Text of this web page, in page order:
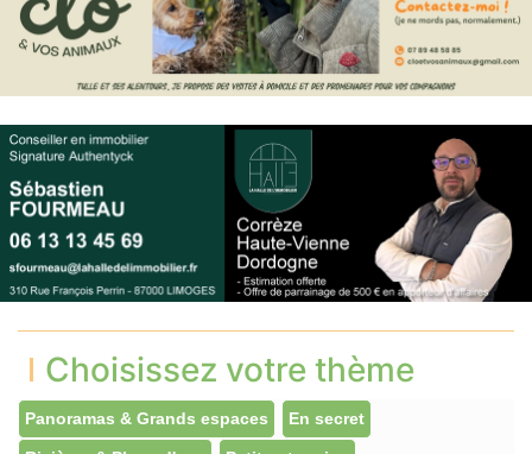
Choisissez votre thème
Panoramas & Grands espaces En secret